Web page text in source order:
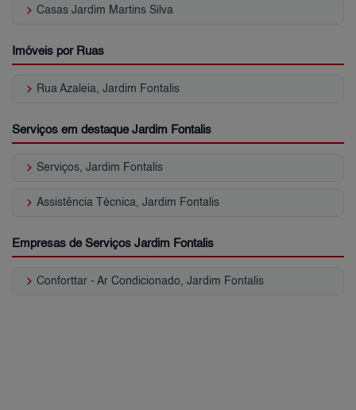
keyboard_arrow_right Casas Jardim Martins Silva
Imóveis por Ruas
keyboard_arrow_right Rua Azaleia, Jardim Fontalis
Serviços em destaque Jardim Fontalis
keyboard_arrow_right Serviços, Jardim Fontalis
keyboard_arrow_right Assistência Técnica, Jardim Fontalis
Empresas de Serviços Jardim Fontalis
keyboard_arrow_right Conforttar - Ar Condicionado, Jardim Fontalis